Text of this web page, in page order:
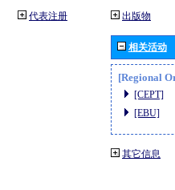
代表注册 出版物
相关活动
[Regional
[CEPT]
[EBU]
其它信息